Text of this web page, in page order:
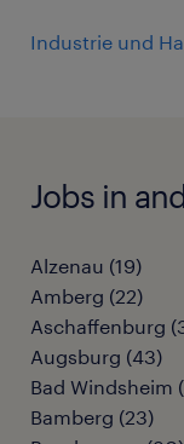
Industrie und
Jobs in
Alzenau (19)
Amberg (22)
Aschaffenburg (
Augsburg (43)
Bad Windsheim (
Bamberg (23)